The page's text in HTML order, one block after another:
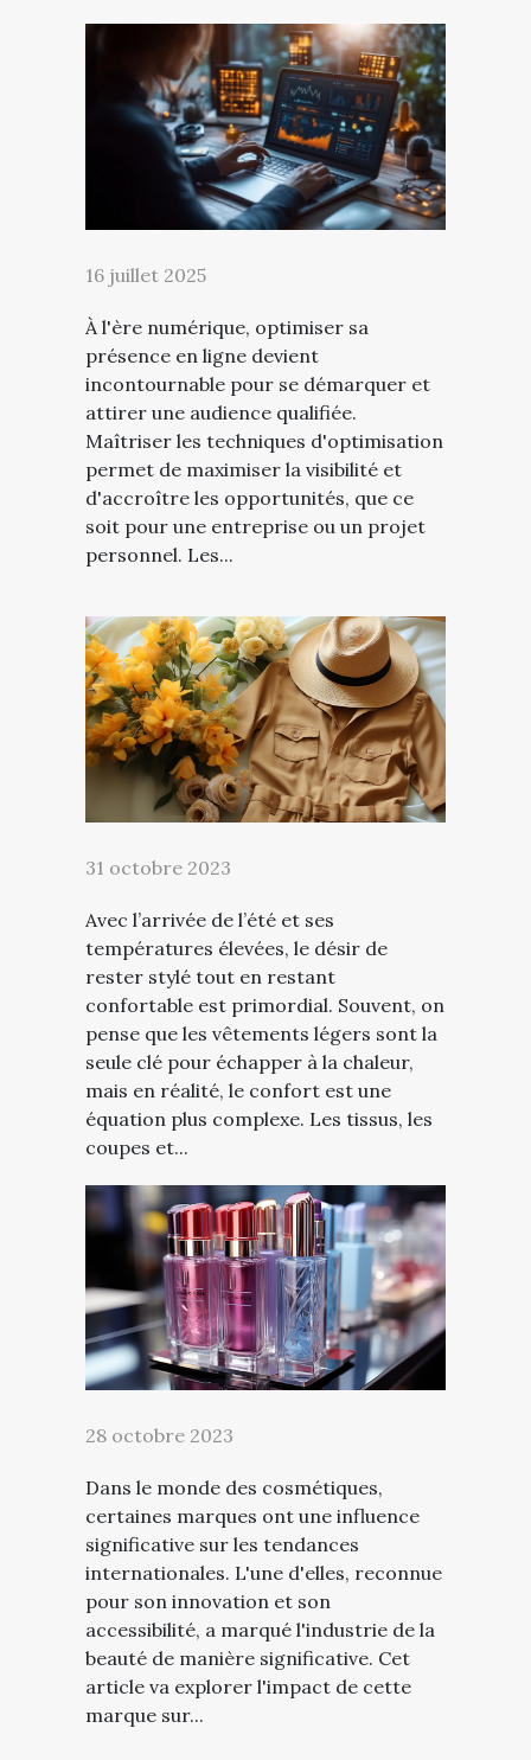
16 juillet 2025
À l'ère numérique, optimiser sa
présence en ligne devient
incontournable pour se démarquer et
attirer une audience qualifiée.
Maîtriser les techniques d'optimisation
permet de maximiser la visibilité et
d'accroître les opportunités, que ce
soit pour une entreprise ou un projet
personnel. Les...
31 octobre 2023
Avec l’arrivée de l’été et ses
températures élevées, le désir de
rester stylé tout en restant
confortable est primordial. Souvent, on
pense que les vêtements légers sont la
seule clé pour échapper à la chaleur,
mais en réalité, le confort est une
équation plus complexe. Les tissus, les
coupes et...
28 octobre 2023
Dans le monde des cosmétiques,
certaines marques ont une influence
significative sur les tendances
internationales. L'une d'elles, reconnue
pour son innovation et son
accessibilité, a marqué l'industrie de la
beauté de manière significative. Cet
article va explorer l'impact de cette
marque sur...